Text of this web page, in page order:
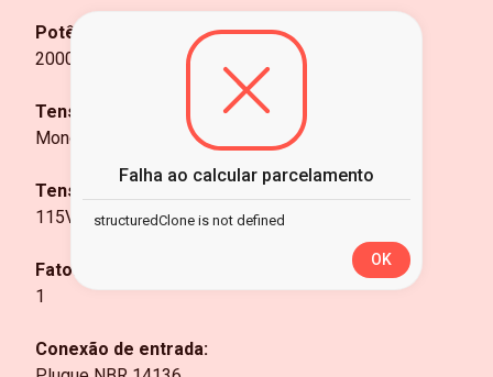
Potência:
2000 VA ou W
Tensão entrada:
Monovolt 115/127V~
Tensão saída:
115V~
Fator de potência de saída:
1
Conexão de entrada:
Falha ao calcular parcelamento
structuredClone is not defined
OK